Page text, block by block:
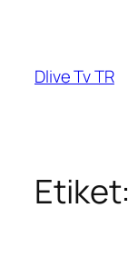
Dlive Tv TR
Etiket: